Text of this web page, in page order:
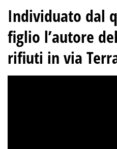
Individuato dal
figlio l’autore
rifiuti in via